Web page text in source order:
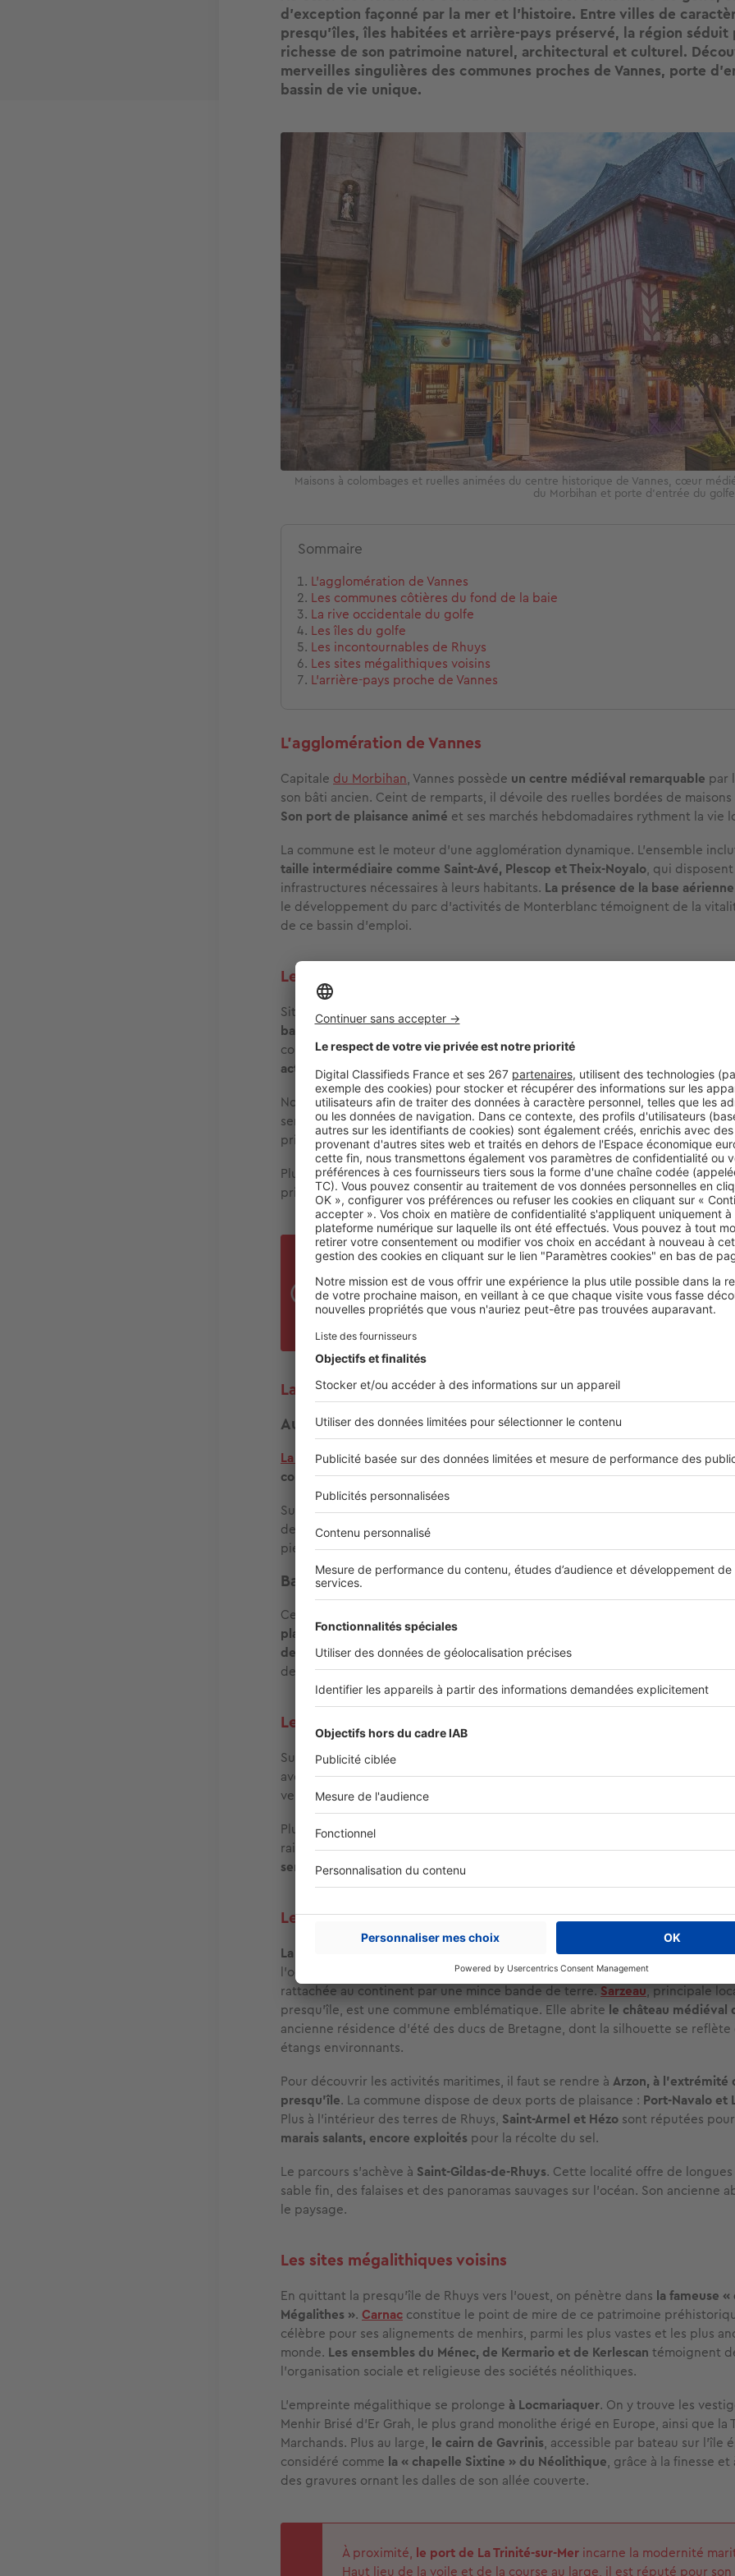
d’exception façonné par la mer et l’histoire. Entre villes de
presqu’îles, îles habitées et arrière-pays préservé, la région séduit
richesse de son patrimoine naturel, architectural et culturel.
merveilles singulières des communes proches de Vannes, porte
bassin de vie unique.
Image
Maisons à colombages et ruelles animées du centre historique de Vannes, cœur
du Morbihan et porte d’entrée du
Sommaire
L'agglomération de Vannes
Les communes côtières du fond de la baie
La rive occidentale du golfe
Les îles du golfe
Les incontournables de Rhuys
Les sites mégalithiques voisins
L'arrière-pays proche de Vannes
L'agglomération de Vannes
Capitale du Morbihan, Vannes possède un centre médiéval remarquable par
son bâti ancien. Ceint de remparts, il dévoile des ruelles bordées de maisons
Son port de plaisance animé et ses marchés hebdomadaires rythment la vie
La commune est le moteur d’une agglomération dynamique. L’ensemble
taille intermédiaire comme Saint-Avé, Plescop et Theix-Noyalo, qui
infrastructures nécessaires à leurs habitants. La présence de la base
le développement du parc d’activités de Monterblanc témoignent de la
de ce bassin d’emploi.
Les communes côtières du fond de la baie
Située aux portes de l’agglomération vannetaise,
baladedans ses vastes marais salants, véritables sanctuaires pour les oiseaux.
comprend également Port-Anna,le dernier port de pêche du golfe du
activité.
Non loin de là,Arradon s’étire le long de la baie. Cette bourgade séduit par
sentiers côtiers et ses points de vue remarquables sur les îles. Elle constitue
privilégiée pour les sports nautiques légers (kayak, paddle, dériveur).
Plus à l’ouest,Ploeren est une ville résidentiellebénéficiant d’un accès
principaux axes routiers de ce bassin de vie.
Dans le Morbihan, le prix moyen de l’immobilier s’élève à 3 141 €/
Vannesse situe au-dessusde cette moyenne avec 3 960 €/m²,
Ploeren reste la plus accessible de ces communes, avec un prix
de 3 538 €/m².
La rive occidentale du golfe
Auray et Le Bono
La cité d’Aurayest connue pour son faubourg pittoresque deSaint-
commerce magnifiquement restauré, bordé de maisons à pans de bois et
Sur la rivière du même nom,le port du Bonoconserve un cachet
de construction navale, il est aujourd’hui
pierre.
Baden et Larmor-Baden
Ces deux localités balnéaires se situent au nord-ouest du golfe.
Baden est
plages abritéeset ses écoles de voile.
de Gavrinis. La population de ces communes double souvent en été, attirée
des sentiers côtiers qui serpentent au bord de l'eau.
Les îles du golfe
Surnommée la « perle du golfe »,
avec ses 7 km de long. Elle se prête parfaitement àune excursion à vélo, au
venelles fleuries.
Plus petite,l’Île-d’Arz
raison de ses nombreux marins, elle dégageune sérénité propre aux lieux
semble s’être arrêté
Les incontournables de Rhuys
La presqu’île de Rhuys
, située au sud du golfe du Morbihan, associe un
l’océan,
des marais salants productifs et des sites historiques remarquables
rattachée au continent par une mince bande de terre. Sarzeau, principale
presqu’île, est une commune emblématique. Elle abrite le château médiéval
ancienne résidence d’été des ducs de Bretagne, dont la silhouette se reflète
étangs environnants.
Pour découvrir les activités maritimes, il faut se rendre à Arzon, à l’extrémité
presqu’île. La commune dispose de deux ports de plaisance : Port-Navalo et
Plus à l’intérieur des terres de Rhuys, Saint-Armel et Hézo sont réputées pour
marais salants, encore exploités pour la récolte du sel.
Le parcours s’achève à Saint-Gildas-de-Rhuys. Cette localité offre de
sable fin, des falaises et des panoramas sauvages sur l’océan. Son ancienne
le paysage.
Les sites mégalithiques voisins
En quittant la presqu’île de Rhuys vers l’ouest, on pénètre dans la fameuse
Mégalithes ». Carnac constitue le point de mire de ce patrimoine
célèbre pour ses alignements de menhirs, parmi les plus vastes et les plus
monde. Les ensembles du Ménec, de Kermario et de Kerlescan témoignent
l’organisation sociale et religieuse des sociétés néolithiques.
L’empreinte mégalithique se prolonge à Locmariaquer. On y trouve les
Menhir Brisé d’Er Grah, le plus grand monolithe érigé en Europe, ainsi que la
Marchands. Plus au large, le cairn de Gavrinis, accessible par bateau sur l’île
considéré comme la « chapelle Sixtine » du Néolithique, grâce à la finesse et
des gravures ornant les dalles de son allée couverte.
À proximité, le port de La Trinité-sur-Mer incarne la modernité
Haut lieu de la voile et de la course au large, il est réputé pour